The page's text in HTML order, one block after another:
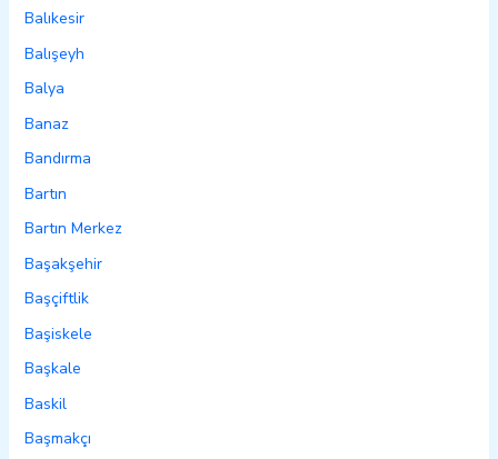
Balıkesir
Balışeyh
Balya
Banaz
Bandırma
Bartın
Bartın Merkez
Başakşehir
Başçiftlik
Başiskele
Başkale
Baskil
Başmakçı